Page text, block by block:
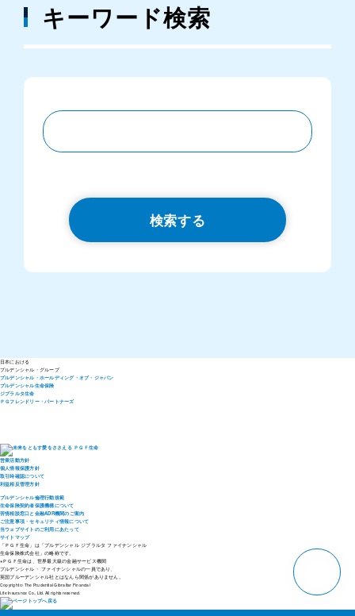
キーワード検索
検索する
日本における
プルデンシャル・ グループ
プルデンシャル・ホールディング・オブ・ジャパン
プルデンシャル生命保険
ジブラルタ生命
ＰＧフレンドリー・パートナーズ
営業活動方針
個人情報保護方針
取引時確認について
利益相反管理方針
プルデンシャル倫理行動規範
生命保険契約者保護機構について
苦情相談窓口と金融ADR機関のご案内
ご注意事項・セキュリティ情報について
当ウェブサイトのご利用にあたって
サイトマップ
「ＰＧＦ生命」は「プルデンシャル ジブラルタ ファイナンシャル
生命保険株式会社」の略称です。
※ＰＧＦ生命は、世界最大級の金融サービス機関
プルデンシャル・ ファイナンシャルの一員であり、
英国プルーデンシャル社とはなんら関係がありません。
Copyright © The Prudential Gibraltar Financial
Life Insurance Co., Ltd. All rights reserved.
pagetop